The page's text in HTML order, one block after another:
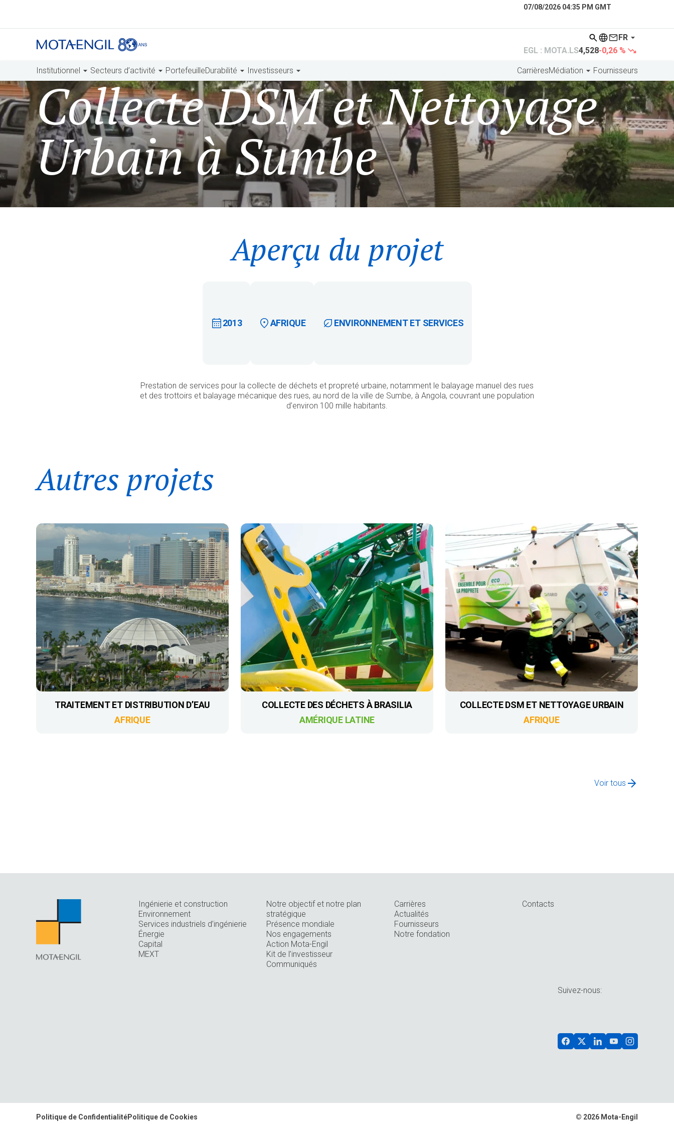
FR
07/08/2026 04:35 PM GMT
EGL : MOTA.LS4,528-0,26 %
Institutionnel Secteurs d’activité PortefeuilleDurabilité Investisseurs CarrièresMédiation Fournisseurs
Collecte DSM et Nettoyage
Urbain à Sumbe
Aperçu du projet
2013 AFRIQUE ENVIRONNEMENT ET SERVICES
Prestation de services pour la collecte de déchets et propreté urbaine, notamment le balayage manuel des rues
et des trottoirs et balayage mécanique des rues, au nord de la ville de Sumbe, à Angola, couvrant une population
d’environ 100 mille habitants.
Autres projets
TRAITEMENT ET DISTRIBUTION D’EAU
AFRIQUE
COLLECTE DES DÉCHETS À BRASILIA
AMÉRIQUE LATINE
COLLECTE DSM ET NETTOYAGE URBAIN
AFRIQUE
Voir tous
Ingénierie et construction
Environnement
Services industriels d’ingénierie
Énergie
Capital
MEXT
Notre objectif et notre plan
stratégique
Présence mondiale
Nos engagements
Action Mota-Engil
Kit de l’investisseur
Communiqués
Carrières
Actualités
Fournisseurs
Notre fondation
Contacts
Suivez-nous:
Politique de ConfidentialitéPolitique de Cookies © 2026 Mota-Engil